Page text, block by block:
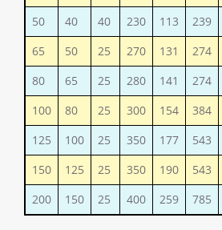
50
40 40 230 113 239
65
50 25 270 131 274
80
65 25 280 141 274
100
80 25 300 154 384
125
100 25 350 177 543
150
125 25 350 190 543
200
150 25 400 259 785